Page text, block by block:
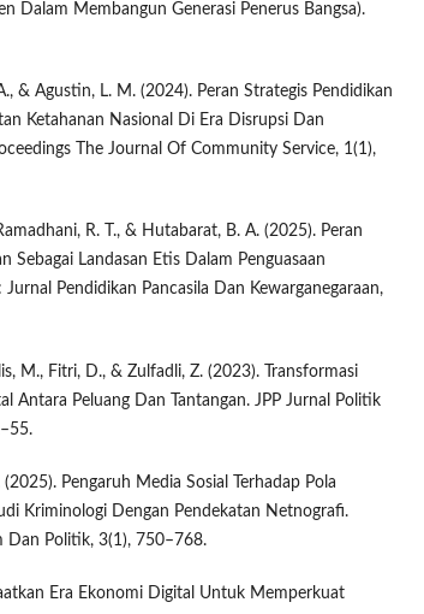
Dalam Membangun Generasi Penerus Bangsa).
& Agustin, L. M. (2024). Peran Strategis Pendidikan
Ketahanan Nasional Di Era Disrupsi Dan
The Journal Of Community Service, 1(1),
R. T., & Hutabarat, B. A. (2025). Peran
Sebagai Landasan Etis Dalam Penguasaan
Jurnal Pendidikan Pancasila Dan Kewarganegaraan,
M., Fitri, D., & Zulfadli, Z. (2023). Transformasi
Antara Peluang Dan Tantangan. JPP Jurnal Politik
Pengaruh Media Sosial Terhadap Pola
Kriminologi Dengan Pendekatan Netnografi.
Dan Politik, 3(1), 750–768.
Era Ekonomi Digital Untuk Memperkuat